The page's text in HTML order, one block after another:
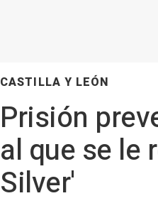
CASTILLA Y LEÓN
Prisión
al que se le
Silver'